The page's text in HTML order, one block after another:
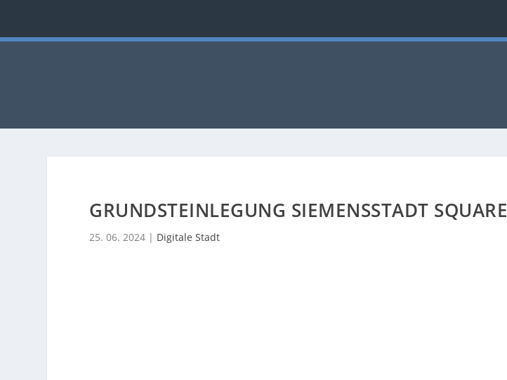
GRUNDSTEINLEGUNG SIEMENSSTADT SQUARE
25. 06. 2024 | Digitale Stadt